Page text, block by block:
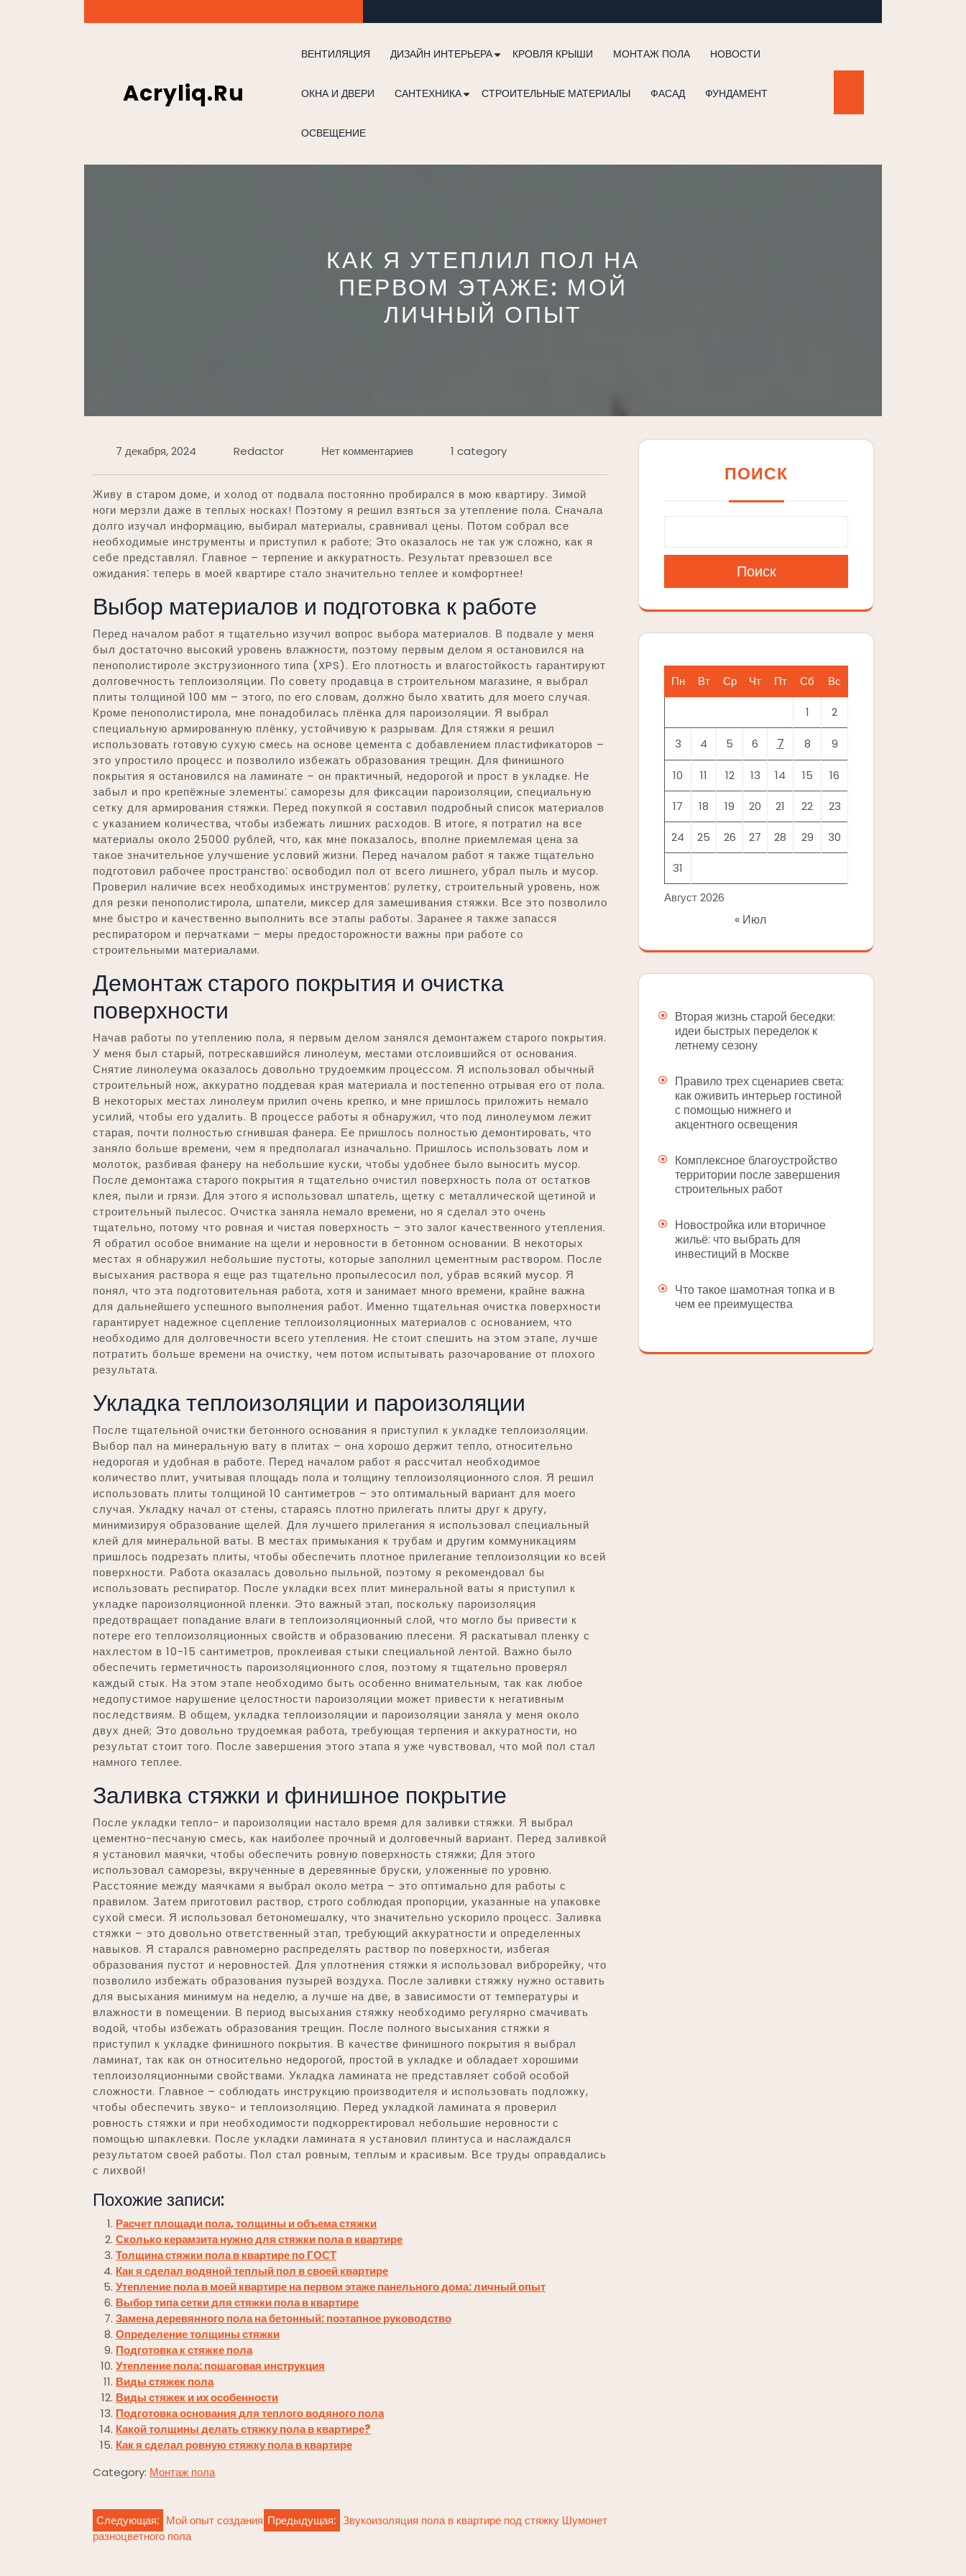
к
Acryliq.ru
ВЕНТИЛЯЦИЯ ДИЗАЙН ИНТЕРЬЕРА КРОВЛЯ КРЫШИ МОНТАЖ ПОЛА НОВОСТИ
ОКНА И ДВЕРИ САНТЕХНИКА СТРОИТЕЛЬНЫЕ МАТЕРИАЛЫ ФАСАД ФУНДАМЕНТ
ОСВЕЩЕНИЕ
КАК Я УТЕПЛИЛ ПОЛ НА
ПЕРВОМ ЭТАЖЕ: МОЙ
ЛИЧНЫЙ ОПЫТ
7 декабря, 2024 Redactor Нет комментариев 1 category
Живу в старом доме, и холод от подвала постоянно пробирался в мою квартиру. Зимой
ноги мерзли даже в теплых носках! Поэтому я решил взяться за утепление пола. Сначала
долго изучал информацию, выбирал материалы, сравнивал цены. Потом собрал все
необходимые инструменты и приступил к работе; Это оказалось не так уж сложно, как я
себе представлял. Главное – терпение и аккуратность. Результат превзошел все
ожидания⁚ теперь в моей квартире стало значительно теплее и комфортнее!
Выбор материалов и подготовка к работе
Перед началом работ я тщательно изучил вопрос выбора материалов. В подвале у меня
был достаточно высокий уровень влажности, поэтому первым делом я остановился на
пенополистироле экструзионного типа (XPS). Его плотность и влагостойкость гарантируют
долговечность теплоизоляции. По совету продавца в строительном магазине, я выбрал
плиты толщиной 100 мм – этого, по его словам, должно было хватить для моего случая.
Кроме пенополистирола, мне понадобилась плёнка для пароизоляции. Я выбрал
специальную армированную плёнку, устойчивую к разрывам. Для стяжки я решил
использовать готовую сухую смесь на основе цемента с добавлением пластификаторов –
это упростило процесс и позволило избежать образования трещин. Для финишного
покрытия я остановился на ламинате – он практичный, недорогой и прост в укладке. Не
забыл и про крепёжные элементы⁚ саморезы для фиксации пароизоляции, специальную
сетку для армирования стяжки. Перед покупкой я составил подробный список материалов
с указанием количества, чтобы избежать лишних расходов. В итоге, я потратил на все
материалы около 25000 рублей, что, как мне показалось, вполне приемлемая цена за
такое значительное улучшение условий жизни. Перед началом работ я также тщательно
подготовил рабочее пространство⁚ освободил пол от всего лишнего, убрал пыль и мусор.
Проверил наличие всех необходимых инструментов⁚ рулетку, строительный уровень, нож
для резки пенополистирола, шпатели, миксер для замешивания стяжки. Все это позволило
мне быстро и качественно выполнить все этапы работы. Заранее я также запасся
респиратором и перчатками – меры предосторожности важны при работе со
строительными материалами.
Демонтаж старого покрытия и очистка
поверхности
Начав работы по утеплению пола, я первым делом занялся демонтажем старого покрытия.
У меня был старый, потрескавшийся линолеум, местами отслоившийся от основания.
Снятие линолеума оказалось довольно трудоемким процессом. Я использовал обычный
строительный нож, аккуратно поддевая края материала и постепенно отрывая его от пола.
В некоторых местах линолеум прилип очень крепко, и мне пришлось приложить немало
усилий, чтобы его удалить. В процессе работы я обнаружил, что под линолеумом лежит
старая, почти полностью сгнившая фанера. Ее пришлось полностью демонтировать, что
заняло больше времени, чем я предполагал изначально. Пришлось использовать лом и
молоток, разбивая фанеру на небольшие куски, чтобы удобнее было выносить мусор.
После демонтажа старого покрытия я тщательно очистил поверхность пола от остатков
клея, пыли и грязи. Для этого я использовал шпатель, щетку с металлической щетиной и
строительный пылесос. Очистка заняла немало времени, но я сделал это очень
тщательно, потому что ровная и чистая поверхность – это залог качественного утепления.
Я обратил особое внимание на щели и неровности в бетонном основании. В некоторых
местах я обнаружил небольшие пустоты, которые заполнил цементным раствором. После
высыхания раствора я еще раз тщательно пропылесосил пол, убрав всякий мусор. Я
понял, что эта подготовительная работа, хотя и занимает много времени, крайне важна
для дальнейшего успешного выполнения работ. Именно тщательная очистка поверхности
гарантирует надежное сцепление теплоизоляционных материалов с основанием, что
необходимо для долговечности всего утепления. Не стоит спешить на этом этапе, лучше
потратить больше времени на очистку, чем потом испытывать разочарование от плохого
результата.
Укладка теплоизоляции и пароизоляции
После тщательной очистки бетонного основания я приступил к укладке теплоизоляции.
Выбор пал на минеральную вату в плитах – она хорошо держит тепло, относительно
недорогая и удобная в работе. Перед началом работ я рассчитал необходимое
количество плит, учитывая площадь пола и толщину теплоизоляционного слоя. Я решил
использовать плиты толщиной 10 сантиметров – это оптимальный вариант для моего
случая. Укладку начал от стены, стараясь плотно прилегать плиты друг к другу,
минимизируя образование щелей. Для лучшего прилегания я использовал специальный
клей для минеральной ваты. В местах примыкания к трубам и другим коммуникациям
пришлось подрезать плиты, чтобы обеспечить плотное прилегание теплоизоляции ко всей
поверхности. Работа оказалась довольно пыльной, поэтому я рекомендовал бы
использовать респиратор. После укладки всех плит минеральной ваты я приступил к
укладке пароизоляционной пленки. Это важный этап, поскольку пароизоляция
предотвращает попадание влаги в теплоизоляционный слой, что могло бы привести к
потере его теплоизоляционных свойств и образованию плесени. Я раскатывал пленку с
нахлестом в 10-15 сантиметров, проклеивая стыки специальной лентой. Важно было
обеспечить герметичность пароизоляционного слоя, поэтому я тщательно проверял
каждый стык. На этом этапе необходимо быть особенно внимательным, так как любое
недопустимое нарушение целостности пароизоляции может привести к негативным
последствиям. В общем, укладка теплоизоляции и пароизоляции заняла у меня около
двух дней; Это довольно трудоемкая работа, требующая терпения и аккуратности, но
результат стоит того. После завершения этого этапа я уже чувствовал, что мой пол стал
намного теплее.
Заливка стяжки и финишное покрытие
После укладки тепло- и пароизоляции настало время для заливки стяжки. Я выбрал
цементно-песчаную смесь, как наиболее прочный и долговечный вариант. Перед заливкой
я установил маячки, чтобы обеспечить ровную поверхность стяжки; Для этого
использовал саморезы, вкрученные в деревянные бруски, уложенные по уровню.
Расстояние между маячками я выбрал около метра – это оптимально для работы с
правилом. Затем приготовил раствор, строго соблюдая пропорции, указанные на упаковке
сухой смеси. Я использовал бетономешалку, что значительно ускорило процесс. Заливка
стяжки – это довольно ответственный этап, требующий аккуратности и определенных
навыков. Я старался равномерно распределять раствор по поверхности, избегая
образования пустот и неровностей. Для уплотнения стяжки я использовал виброрейку, что
позволило избежать образования пузырей воздуха. После заливки стяжку нужно оставить
для высыхания минимум на неделю, а лучше на две, в зависимости от температуры и
влажности в помещении. В период высыхания стяжку необходимо регулярно смачивать
водой, чтобы избежать образования трещин. После полного высыхания стяжки я
приступил к укладке финишного покрытия. В качестве финишного покрытия я выбрал
ламинат, так как он относительно недорогой, простой в укладке и обладает хорошими
теплоизоляционными свойствами. Укладка ламината не представляет собой особой
сложности. Главное – соблюдать инструкцию производителя и использовать подложку,
чтобы обеспечить звуко- и теплоизоляцию. Перед укладкой ламината я проверил
ровность стяжки и при необходимости подкорректировал небольшие неровности с
помощью шпаклевки. После укладки ламината я установил плинтуса и наслаждался
результатом своей работы. Пол стал ровным, теплым и красивым. Все труды оправдались
с лихвой!
Похожие записи:
Расчет площади пола, толщины и объема стяжки
Сколько керамзита нужно для стяжки пола в квартире
Толщина стяжки пола в квартире по ГОСТ
Как я сделал водяной теплый пол в своей квартире
Утепление пола в моей квартире на первом этаже панельного дома: личный опыт
Выбор типа сетки для стяжки пола в квартире
Замена деревянного пола на бетонный: поэтапное руководство
Определение толщины стяжки
Подготовка к стяжке пола
Утепление пола: пошаговая инструкция
Виды стяжек пола
Виды стяжек и их особенности
Подготовка основания для теплого водяного пола
Какой толщины делать стяжку пола в квартире?
Как я сделал ровную стяжку пола в квартире
Category: Монтаж пола
Навигация
по
Предыдущая: Звукоизоляция пола в квартире под стяжку Шумонет
Следующая: Мой опыт создания
разноцветного пола
ПОИСК
Поиск
Август 2026
Пн Вт Ср Чт Пт Сб Вс
1 2
3 4 5 6 7 8 9
10 11 12 13 14 15 16
17 18 19 20 21 22 23
24 25 26 27 28 29 30
31
« Июл
Вторая жизнь старой беседки:
идеи быстрых переделок к
летнему сезону
Правило трех сценариев света:
как оживить интерьер гостиной
с помощью нижнего и
акцентного освещения
Комплексное благоустройство
территории после завершения
строительных работ
Новостройка или вторичное
жильё: что выбрать для
инвестиций в Москве
Что такое шамотная топка и в
чем ее преимущества